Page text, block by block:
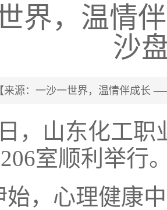
界，温情
沙
【来源：一沙一世界，温情伴成长
，山东化工
室顺利举行
始，心理健康